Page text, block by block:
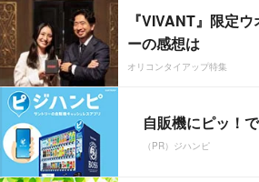
『VIVANT』限定
ーの感想は
オリコンタイアップ特集
自販機にピッ！
（PR）ジハンピ